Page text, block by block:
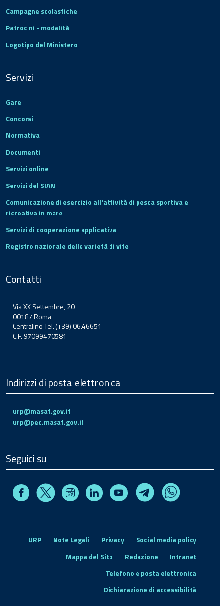
Campagne scolastiche
Patrocini - modalità
Logotipo del Ministero
Servizi
Gare
Concorsi
Normativa
Documenti
Servizi online
Servizi del SIAN
Comunicazione di esercizio all'attività di pesca sportiva e
ricreativa in mare
Servizi di cooperazione applicativa
Registro nazionale delle varietà di vite
Contatti
Via XX Settembre, 20
00187 Roma
Centralino Tel. (+39) 06.46651
C.F. 97099470581
Indirizzi di posta elettronica
urp@masaf.gov.it
urp@pec.masaf.gov.it
Seguici su
FacebookX InstagramLinkedin Youtube TelegramWhatsapp
URP Note Legali Privacy
Social media policy
Mappa del Sito
Redazione
Intranet
Telefono e posta elettronica
Dichiarazione di accessibilità